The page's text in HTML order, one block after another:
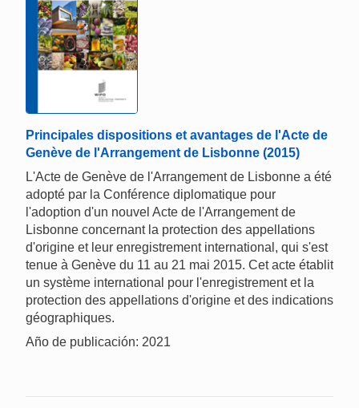
Principales dispositions et avantages de l'Acte de
Genève de l'Arrangement de Lisbonne (2015)
L'Acte de Genève de l'Arrangement de Lisbonne a été
adopté par la Conférence diplomatique pour
l'adoption d'un nouvel Acte de l'Arrangement de
Lisbonne concernant la protection des appellations
d'origine et leur enregistrement international, qui s'est
tenue à Genève du 11 au 21 mai 2015. Cet acte établit
un système international pour l'enregistrement et la
protection des appellations d'origine et des indications
géographiques.
Año de publicación: 2021